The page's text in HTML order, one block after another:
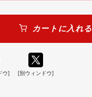
カートに入れる
ウ] [別ウィンドウ]